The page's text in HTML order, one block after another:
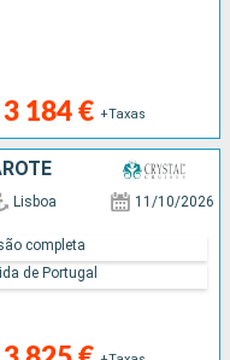
3 184 € +Taxas
Lisboa 11/10/2026
completa
de Portugal